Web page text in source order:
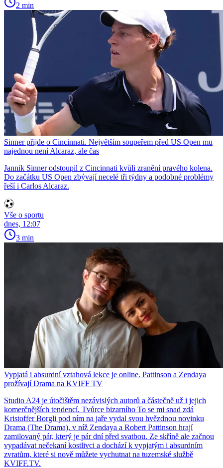
2 min
Sinner přijde o Cincinnati. Největším soupeřem před US Open mu
najednou není Alcaraz, ale čas
Jannik Sinner odstoupil z Cincinnati kvůli zranění pravého kolena.
Do začátku US Open zbývají necelé tři týdny a podobné problémy
řeší i Carlos Alcaraz.
Vše o sportu
dnes, 12:07
3 min
Vypjatá i absurdní vztahová lekce je online. Pattinson a Zendaya
prožívají Drama na KVIFF TV
Studio A24 je útočištěm nezávislých autorů a částečně už i jejich
komerčnějších tendencí. Tvůrce bizarního To se mi snad zdá
Kristoffer Borgli pod ním na jaře vydal svou hvězdnou novinku
Drama (The Drama), v níž Zendaya a Robert Pattinson hrají
zamilovaný pár, který je pár dní před svatbou. Ze skříně ale začnou
vypadávat nečekaní kostlivci a dochází k vypjatým i absurdním
zvratům, které si nově můžete vychutnat na tuzemské službě
KVIFF.TV.